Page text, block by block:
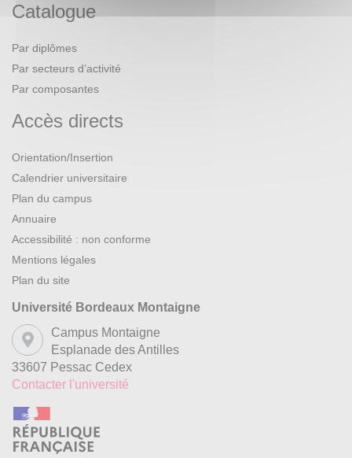
Catalogue
Par diplômes
Par secteurs d’activité
Par composantes
Accès directs
Orientation/Insertion
Calendrier universitaire
Plan du campus
Annuaire
Accessibilité : non conforme
Mentions légales
Plan du site
Université Bordeaux Montaigne
Campus Montaigne
Esplanade des Antilles
33607 Pessac Cedex
Contacter l'université